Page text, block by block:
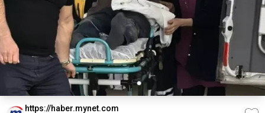
https://haber.mynet.com